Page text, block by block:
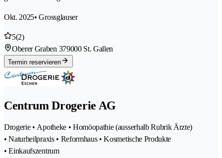
Okt. 2025• Grossglauser
5(2)
Oberer Graben 379000 St. Gallen
Termin reservieren
Centrum Drogerie AG
Drogerie • Apotheke • Homöopathie (ausserhalb Rubrik Ärzte)
• Naturheilpraxis • Reformhaus • Kosmetische Produkte
• Einkaufszentrum